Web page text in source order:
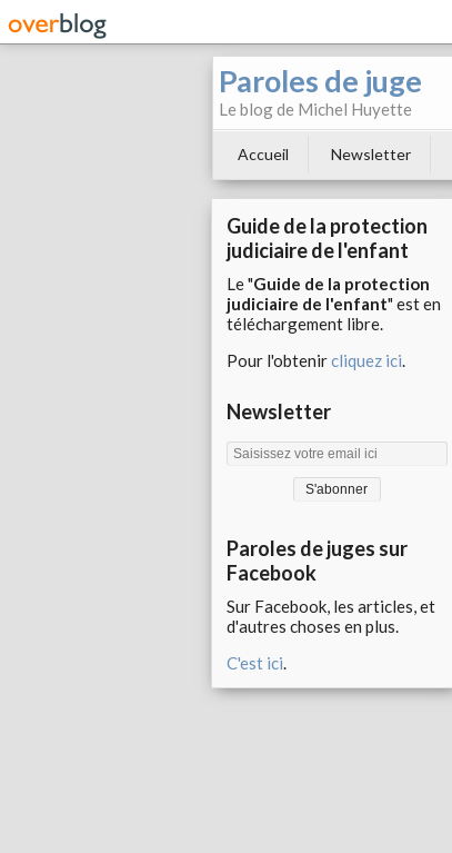
Paroles de juge
Le blog de Michel Huyette
Accueil Newsletter
Guide de la protection
judiciaire de l'enfant
Le "Guide de la protection
judiciaire de l'enfant" est en
téléchargement libre.
Pour l'obtenircliquez ici.
Newsletter
Paroles de juges sur
Facebook
Sur Facebook, les articles, et
d'autres choses en plus.
C'est ici.